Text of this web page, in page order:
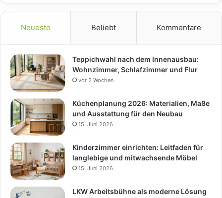
Neueste Beliebt Kommentare
Teppichwahl nach dem Innenausbau:
Wohnzimmer, Schlafzimmer und Flur
vor 2 Wochen
Küchenplanung 2026: Materialien, Maße
und Ausstattung für den Neubau
15. Juni 2026
Kinderzimmer einrichten: Leitfaden für
langlebige und mitwachsende Möbel
15. Juni 2026
LKW Arbeitsbühne als moderne Lösung